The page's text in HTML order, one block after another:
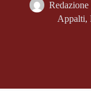
Appalti,